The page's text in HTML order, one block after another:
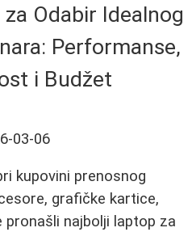
Odabir Idealnog
Performanse,
i Budžet
03-06
kupovini prenosnog
grafičke kartice,
pronašli najbolji laptop za